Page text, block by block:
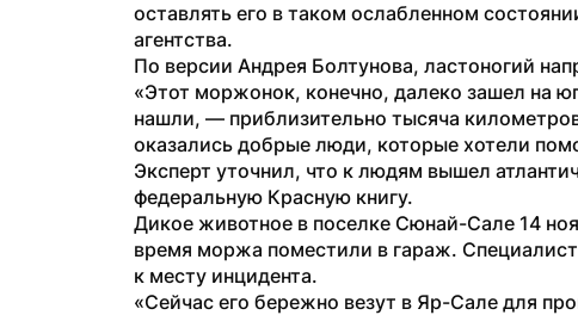
оставлять его в таком ослабленном
агентства.
По версии Андрея Болтунова, ластоногий
«Этот моржонок, конечно, далеко зашел на
нашли, — приблизительно тысяча
оказались добрые люди, которые хотели
Эксперт уточнил, что к людям вышел
федеральную Красную книгу.
Дикое животное в поселке Сюнай-Сале 14
время моржа поместили в гараж.
к месту инцидента.
«Сейчас его бережно везут в Яр-Сале для